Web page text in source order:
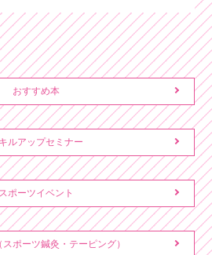
おすすめ本
ルアップセミナー
スポーツイベント
スポーツ鍼灸・テーピング）